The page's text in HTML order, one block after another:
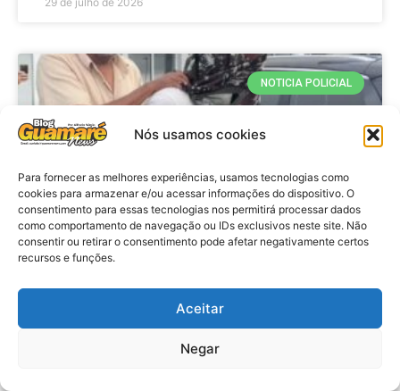
Nós usamos cookies
Para fornecer as melhores experiências, usamos tecnologias como
cookies para armazenar e/ou acessar informações do dispositivo. O
consentimento para essas tecnologias nos permitirá processar dados
como comportamento de navegação ou IDs exclusivos neste site. Não
consentir ou retirar o consentimento pode afetar negativamente certos
recursos e funções.
Aceitar
Negar
NOTICIA POLICIAL
Policia: Adolescente suspeito de
matar Washington Rodrigo presta
depoimento